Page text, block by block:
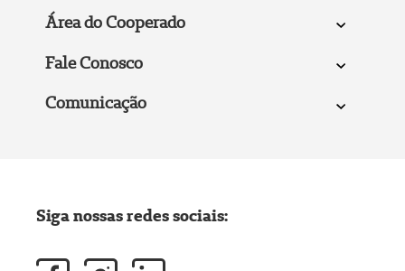
Área do Cooperado
Fale Conosco
Comunicação
Siga nossas redes sociais: